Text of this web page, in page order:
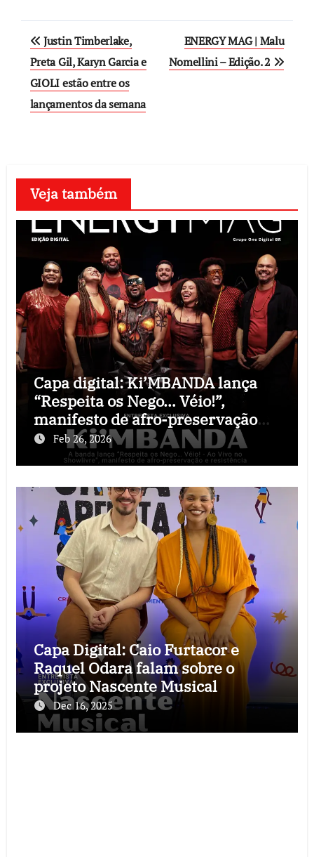
Post
navigation
Justin Timberlake,
Preta Gil, Karyn Garcia e
GIOLI estão entre os
lançamentos da semana
ENERGY MAG | Malu
Nomellini – Edição. 2
Veja também
Capa digital: Ki’MBANDA lança
“Respeita os Nego… Véio!”,
manifesto de afro-preservação
que o rock precisava
Feb 26, 2026
Capa Digital: Caio Furtacor e
Raquel Odara falam sobre o
projeto Nascente Musical
Dec 16, 2025